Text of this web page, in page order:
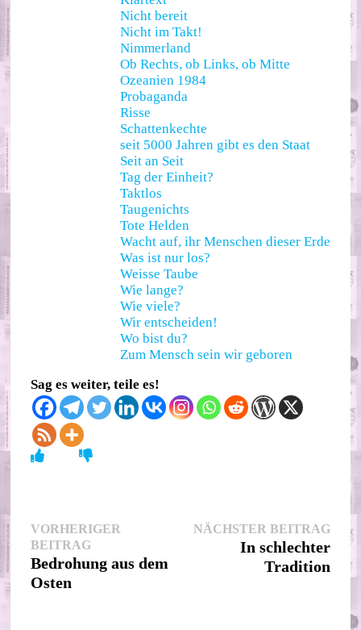
Nicht bereit
Nicht im Takt!
Nimmerland
Ob Rechts, ob Links, ob Mitte
Ozeanien 1984
Probaganda
Risse
Schattenkechte
seit 5000 Jahren gibt es den Staat
Seit an Seit
Tag der Einheit?
Taktlos
Taugenichts
Tote Helden
Wacht auf, ihr Menschen dieser Erde
Was ist nur los?
Weisse Taube
Wie lange?
Wie viele?
Wir entscheiden!
Wo bist du?
Zum Mensch sein wir geboren
Sag es weiter, teile es!
Beitragsnavigation
VORHERIGER
BEITRAGVorheriger
Beitrag:
Bedrohung aus dem
Osten
NÄCHSTER BEITRAG
In schlechter
Tradition